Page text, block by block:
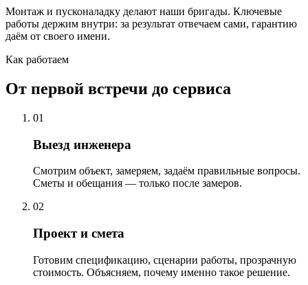
Монтаж и пусконаладку делают наши бригады. Ключевые
работы держим внутри: за результат отвечаем сами, гарантию
даём от своего имени.
Как работаем
От первой встречи до сервиса
01
Выезд инженера
Смотрим объект, замеряем, задаём правильные вопросы.
Сметы и обещания — только после замеров.
02
Проект и смета
Готовим спецификацию, сценарии работы, прозрачную
стоимость. Объясняем, почему именно такое решение.